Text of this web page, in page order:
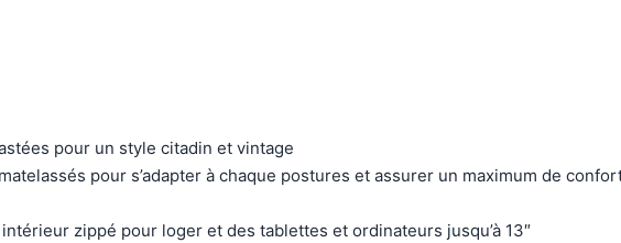
pour un style citadin et vintage
pour s’adapter à chaque postures et assurer un maximum de
zippé pour loger et des tablettes et ordinateurs jusqu’à 13″